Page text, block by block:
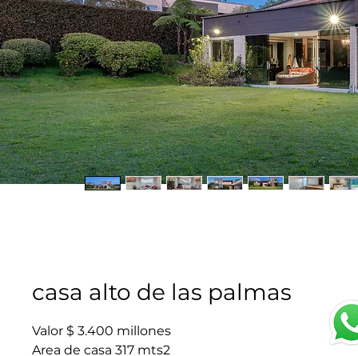
casa alto de las palmas
Valor $ 3.400 millones
Area de casa 317 mts2